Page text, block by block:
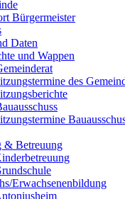
Bürgermeister
Daten
und Wappen
des
& Betreuung
Erwachsenenbildung